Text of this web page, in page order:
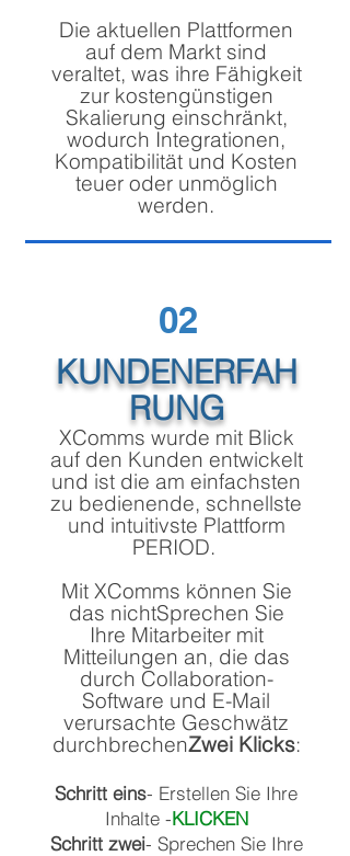
Die aktuellen Plattformen
auf dem Markt sind
veraltet, was ihre Fähigkeit
zur kostengünstigen
Skalierung einschränkt,
wodurch Integrationen,
Kompatibilität und Kosten
teuer oder unmöglich
werden.
02
KUNDENERFAH
RUNG
XComms wurde mit Blick
auf den Kunden entwickelt
und ist die am einfachsten
zu bedienende, schnellste
und intuitivste Plattform
PERIOD.
Mit XComms können Sie
das nichtSprechen Sie
Ihre Mitarbeiter mit
Mitteilungen an, die das
durch Collaboration-
Software und E-Mail
verursachte Geschwätz
durchbrechenZwei Klicks:
Schritt eins- Erstellen Sie Ihre
Inhalte -KLICKEN
Schritt zwei- Sprechen Sie Ihre